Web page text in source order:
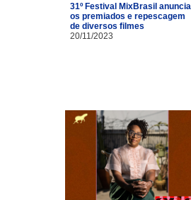
31º Festival MixBrasil anuncia
os premiados e repescagem
de diversos filmes
20/11/2023